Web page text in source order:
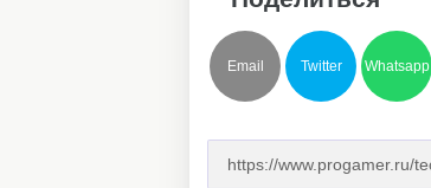
Email Twitter Whatsapp